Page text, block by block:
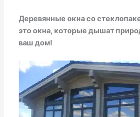
Деревянные окна со
это окна, которые дышат
ваш дом!